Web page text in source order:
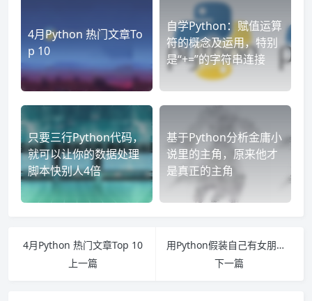
4月Python 热门文章To
p 10
自学Python：赋值运算
符的概念及运用，特别
是“+=”的字符串连接
只要三行Python代码，
就可以让你的数据处理
脚本快别人4倍
基于Python分析金庸小
说里的主角，原来他才
是真正的主角
4月Python 热门文章Top 10
上一篇
用Python假装自己有女朋友对我表白（附代码）
下一篇